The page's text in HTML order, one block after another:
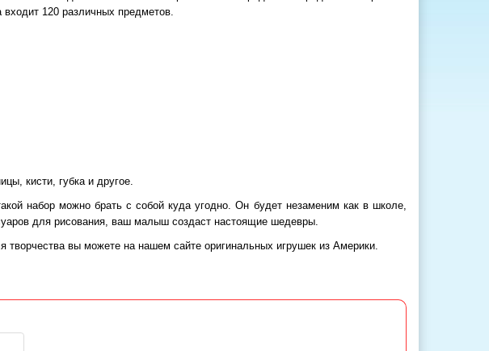
120 различных предметов.
кисти, губка и другое.
набор можно брать с собой куда угодно. Он будет незаменим как в школе,
для рисования, ваш малыш создаст настоящие шедевры.
творчества вы можете на нашем сайте оригинальных игрушек из Америки.